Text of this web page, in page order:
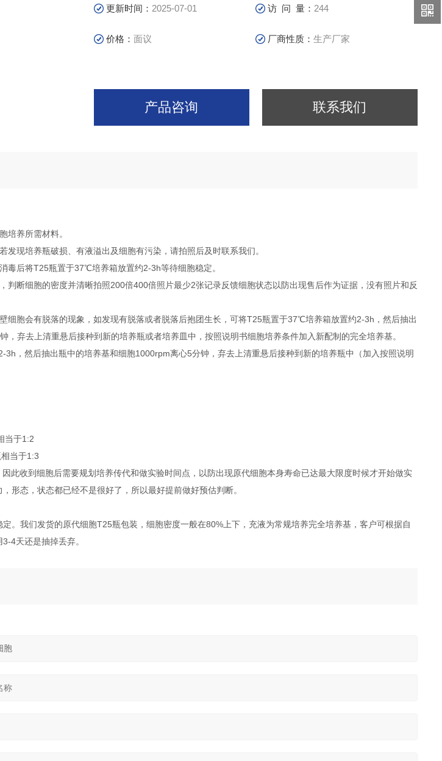
更新时间： 2025-07-01 访 问 量： 244
价格：面议 厂商性质：生产厂家
产品咨询 联系我们
培养所需材料。
发现培养瓶破损、有液溢出及细胞有污染，请拍照后及时联系我们。
毒后将T25瓶置于37℃培养箱放置约2-3h等待细胞稳定。
判断细胞的密度并清晰拍照200倍400倍照片最少2张记录反馈细胞状态以防出现售后作为证据，没有照片和反
细胞会有脱落的现象，如发现有脱落或者脱落后抱团生长，可将T25瓶置于37℃培养箱放置约2-3h，然后抽出
，弃去上清重悬后接种到新的培养瓶或者培养皿中，按照说明书细胞培养条件加入新配制的完全培养基。
，然后抽出瓶中的培养基和细胞1000rpm离心5分钟，弃去上清重悬后接种到新的培养瓶中（加入按照说明
当于1:2
当于1:3
此收到细胞后需要规划培养传代和做实验时间点，以防出现原代细胞本身寿命已达最大限度时候才开始做实
形态，状态都已经不是很好了，所以最好提前做好预估判断。
。我们发货的原代细胞T25瓶包装，细胞密度一般在80%上下，充液为常规培养完全培养基，客户可根据自
4天还是抽掉丢弃。